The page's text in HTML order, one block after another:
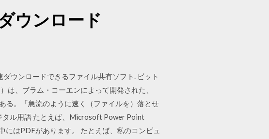
ウンロード
ウンロードできるファイル共有ソフト. ビット
、ブラム・コーエンによって開発された、
る。「急流のように速く（ファイルを）落とせ
タル用語 たとえば、Microsoft Power Point
はPDFがあります。 たとえば、私のコンピュ